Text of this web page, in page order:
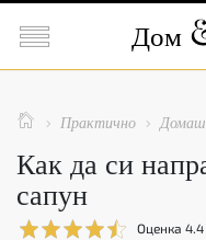
 Дом
  Практично 
Как да си
сапун
Оценка 4.4